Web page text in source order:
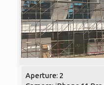
Aperture: 2